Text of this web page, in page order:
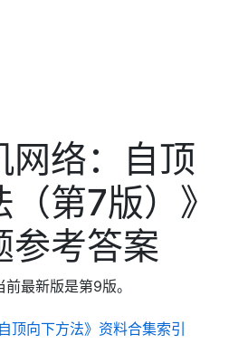
网络：自顶
第7版）》
参考答案
最新版是第9版。
顶向下方法》资料合集索引